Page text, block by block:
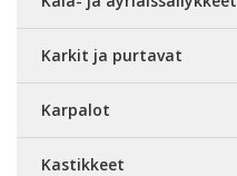
Karkit ja purtavat
Karpalot
Kastikkeet